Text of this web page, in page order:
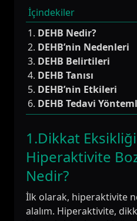
İçindekiler
DEHB Nedir?
DEHB’nin Nedenleri
DEHB Belirtileri
DEHB Tanısı
DEHB’nin Etkileri
DEHB Tedavi
1.Dikkat
Hiperaktivite
Nedir?
İlk olarak, hiperaktivite
alalım. Hiperaktivite,